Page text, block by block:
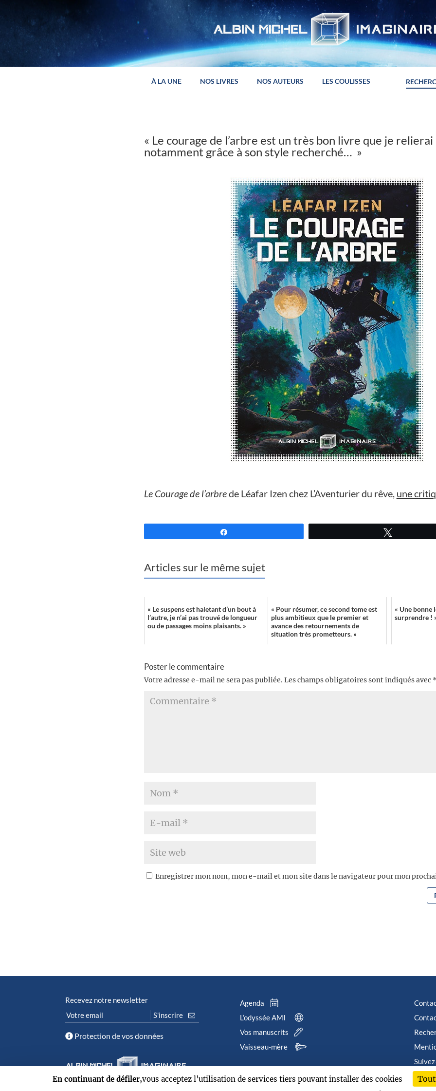
À LA UNE NOS LIVRES NOS AUTEURS LES COULISSES
« Le courage de l’arbre est un très bon livre que je relierai
notamment grâce à son style recherché… »
Le Courage de l’arbrede Léafar Izen chez L’Aventurier du rêve, une
Articles sur le même sujet
« Le suspens est haletant d’un bout à
l’autre, je n’ai pas trouvé de longueur
ou de passages moins plaisants. »
« Pour résumer, ce second tome est
plus ambitieux que le premier et
avance des retournements de
situation très prometteurs. »
« Une bonne
surprendre !
Poster le commentaire
Votre adresse e-mail ne sera pas publiée. Les champs obligatoires sont indiqués avec
Enregistrer mon nom, mon e-mail et mon site dans le navigateur pour mon
Recevez notre newsletter
Protection de vos données
Agenda
L’odyssée AMI
Vos manuscrits
Vaisseau-mère
En continuant de défiler,vous acceptez l'utilisation de services tiers pouvant installer des cookies